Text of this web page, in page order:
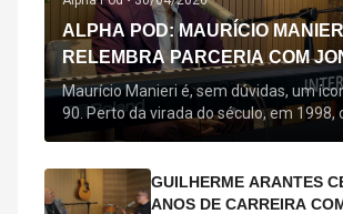
ALPHA POD: MAURÍCIO
RELEMBRA PARCERIA COM
SECADA, ORIGEM DE "BEM
MAIS
Maurício Manieri é, sem dúvidas, um
90. Perto da virada do século, em 1998,
estreou oficialmente com o seu primeiro
acompanham até hoje, quase trinta
"Bem Querer" e "Minha Menina". Em
GUILHERME ARANTES
ANOS DE CARREIRA